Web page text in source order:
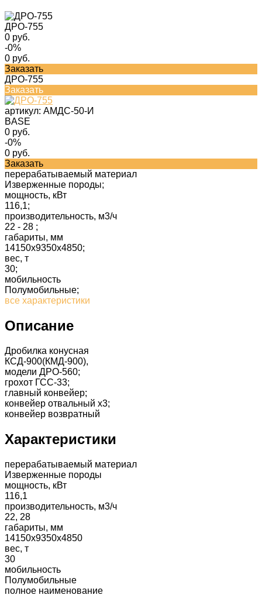
ДРО-755
0 руб.
-0%
0 руб.
Заказать
ДРО-755
Заказать
артикул: АМДС-50-И
BASE
0 руб.
-0%
0 руб.
Заказать
перерабатываемый материал
Изверженные породы;
мощность, кВт
116,1;
производительность, м3/ч
22 - 28 ;
габариты, мм
14150х9350х4850;
вес, т
30;
мобильность
Полумобильные;
все характеристики
Описание
Дробилка конусная
КСД-900(КМД-900),
модели ДРО-560;
грохот ГСС-33;
главный конвейер;
конвейер отвальный х3;
конвейер возвратный
Характеристики
перерабатываемый материал
Изверженные породы
мощность, кВт
116,1
производительность, м3/ч
22, 28
габариты, мм
14150х9350х4850
вес, т
30
мобильность
Полумобильные
полное наименование